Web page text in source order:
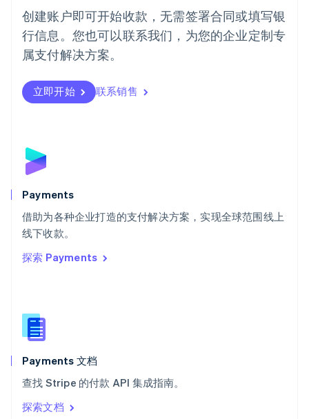
创建账户即可开始收款，无需签署合同或填写银
行信息。您也可以联系我们，为您的企业定制专
属支付解决方案。
立即开始 联系销售
Payments
借助为各种企业打造的支付解决方案，实现全球范围线上
线下收款。
探索 Payments
Payments 文档
查找 Stripe 的付款 API 集成指南。
探索文档
葡萄牙
Português English
日本
日本語English
瑞典
瑞士
DeutschFrançais
English
斯洛文尼亚
泰国
ไทยEnglish
希腊
English
西班牙
新西兰
English
匈牙利
English
ItalianoEnglish
印度
English